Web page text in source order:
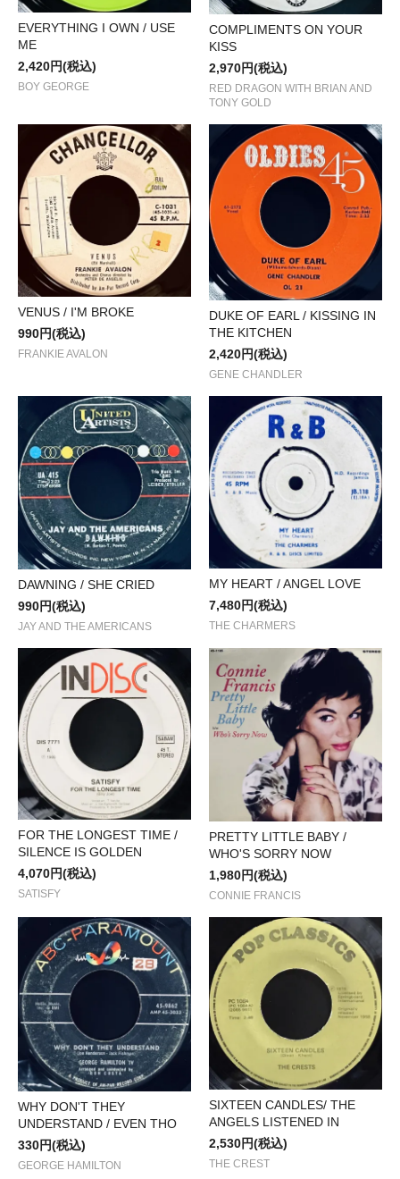
EVERYTHING I OWN / USE
ME
2,420円(税込)
BOY GEORGE
COMPLIMENTS ON YOUR
KISS
2,970円(税込)
RED DRAGON WITH BRIAN AND
TONY GOLD
VENUS / I'M BROKE
990円(税込)
FRANKIE AVALON
DUKE OF EARL / KISSING IN
THE KITCHEN
2,420円(税込)
GENE CHANDLER
DAWNING / SHE CRIED
990円(税込)
JAY AND THE AMERICANS
MY HEART / ANGEL LOVE
7,480円(税込)
THE CHARMERS
FOR THE LONGEST TIME /
SILENCE IS GOLDEN
4,070円(税込)
SATISFY
PRETTY LITTLE BABY /
WHO'S SORRY NOW
1,980円(税込)
CONNIE FRANCIS
WHY DON'T THEY
UNDERSTAND / EVEN THO
330円(税込)
GEORGE HAMILTON
SIXTEEN CANDLES/ THE
ANGELS LISTENED IN
2,530円(税込)
THE CREST